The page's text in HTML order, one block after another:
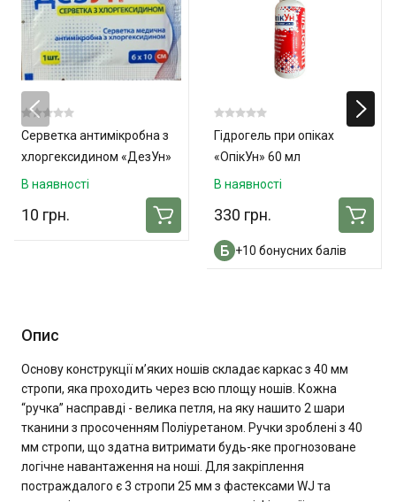
Серветка антимікробна з
хлоргексидином «ДезУн»
В наявності
10 грн.
Гідрогель при опіках
«ОпікУн» 60 мл
В наявності
330 грн.
+10 бонусних балів
Опис
Основу конструкції м’яких ношів складає каркас з 40 мм
стропи, яка проходить через всю площу ношів. Кожна
“ручка” насправді - велика петля, на яку нашито 2 шари
тканини з просоченням Поліуретаном. Ручки зроблені з 40
мм стропи, що здатна витримати будь-яке прогнозоване
логічне навантаження на ноші. Для закріплення
постраждалого є 3 стропи 25 мм з фастексами WJ та